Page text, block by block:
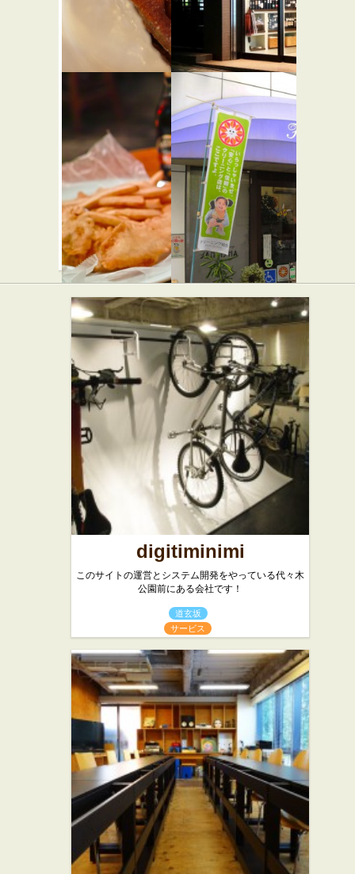
アフター
アワーズ
★☆☆
スイーツ
a day.
タラモア
★☆☆
バー・居酒屋
三英舎クリ
ーニング
digitiminimi
このサイトの運営とシステム開発をやっている代々木
公園前にある会社です！
道玄坂
サービス